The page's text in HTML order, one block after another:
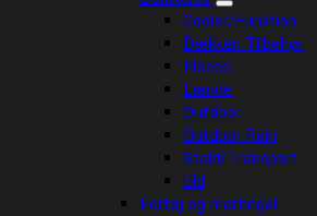
Cooler/Funktion
Dækken Tilbehør
Fleece
Lænde
Outdoor
Outdoor Rain
Stald/Transport
Uld
Fortøj og martingal